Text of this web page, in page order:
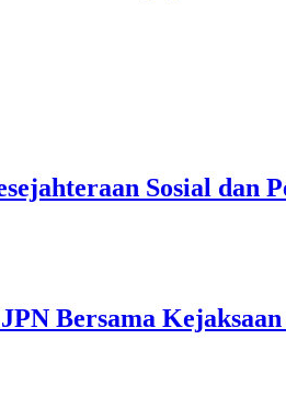
Sosial dan
Bersama